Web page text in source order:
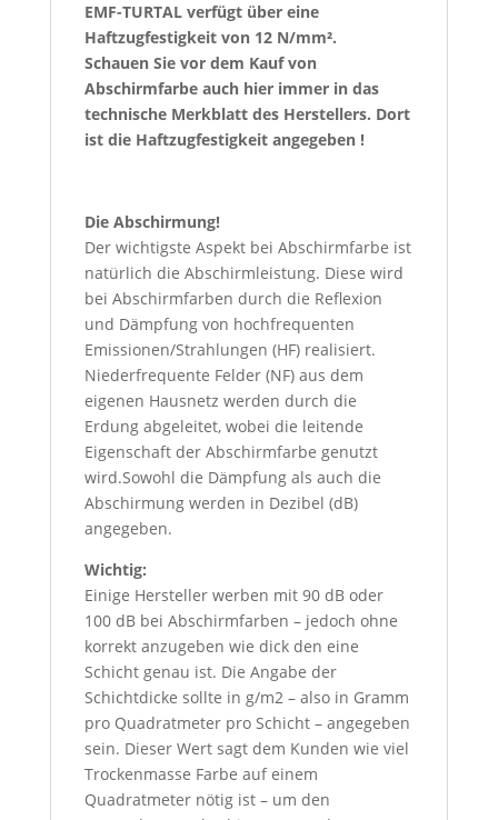
EMF-TURTAL verfügt über eine
Haftzugfestigkeit von 12 N/mm².
Schauen Sie vor dem Kauf von
Abschirmfarbe auch hier immer in das
technische Merkblatt des Herstellers. Dort
ist die Haftzugfestigkeit angegeben !
Die Abschirmung!
Der wichtigste Aspekt bei Abschirmfarbe ist
natürlich die Abschirmleistung. Diese wird
bei Abschirmfarben durch die Reflexion
und Dämpfung von hochfrequenten
Emissionen/Strahlungen (HF) realisiert.
Niederfrequente Felder (NF) aus dem
eigenen Hausnetz werden durch die
Erdung abgeleitet, wobei die leitende
Eigenschaft der Abschirmfarbe genutzt
wird.Sowohl die Dämpfung als auch die
Abschirmung werden in Dezibel (dB)
angegeben.
Wichtig:
Einige Hersteller werben mit 90 dB oder
100 dB bei Abschirmfarben – jedoch ohne
korrekt anzugeben wie dick den eine
Schicht genau ist. Die Angabe der
Schichtdicke sollte in g/m2 – also in Gramm
pro Quadratmeter pro Schicht – angegeben
sein. Dieser Wert sagt dem Kunden wie viel
Trockenmasse Farbe auf einem
Quadratmeter nötig ist – um den